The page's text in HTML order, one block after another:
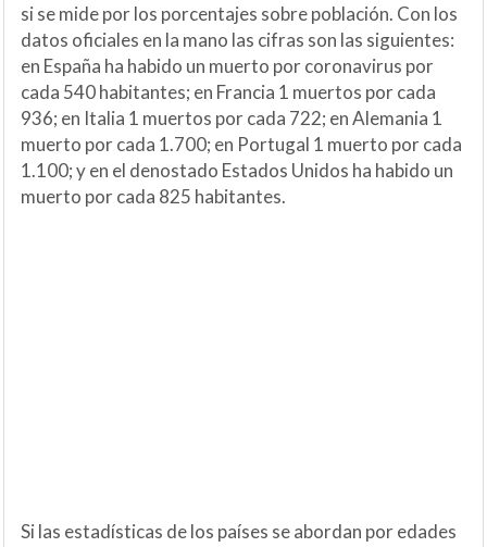
si se mide por los porcentajes sobre población. Con los
datos oficiales en la mano las cifras son las siguientes:
en España ha habido un muerto por coronavirus por
cada 540 habitantes; en Francia 1 muertos por cada
936; en Italia 1 muertos por cada 722; en Alemania 1
muerto por cada 1.700; en Portugal 1 muerto por cada
1.100; y en el denostado Estados Unidos ha habido un
muerto por cada 825 habitantes.
Si las estadísticas de los países se abordan por edades